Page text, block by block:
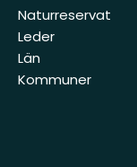
Naturreservat
Leder
Län
Kommuner